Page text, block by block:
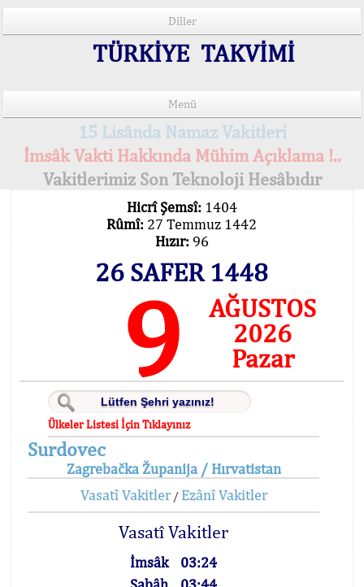
Diller
TÜRKİYE TAKVİMİ
Menü
15 Lisânda Namaz Vakitleri
İmsâk Vakti Hakkında Mühim Açıklama !..
Vakitlerimiz Son Teknoloji Hesâbıdır
Hicrî Şemsî: 1404
Rûmî: 27 Temmuz 1442
Hızır: 96
26 SAFER 1448
9
AĞUSTOS
2026
Pazar
Ülkeler Listesi İçin Tıklayınız
Surdovec
Zagrebačka Županija / Hırvatistan
Vasatî Vakitler/ Ezânî Vakitler
Vasatî Vakitler
İmsâk
03:24